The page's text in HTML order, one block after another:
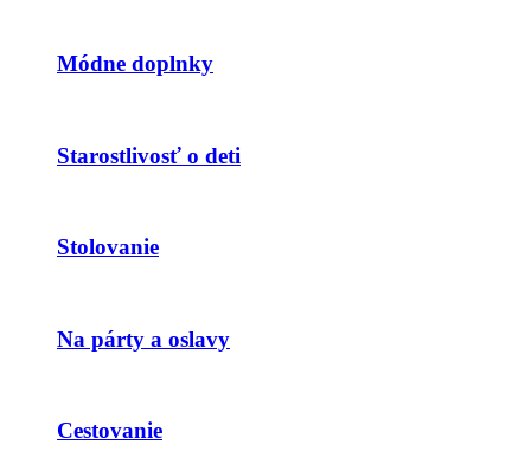
Módne doplnky
Starostlivosť o deti
Stolovanie
Na párty a oslavy
Cestovanie